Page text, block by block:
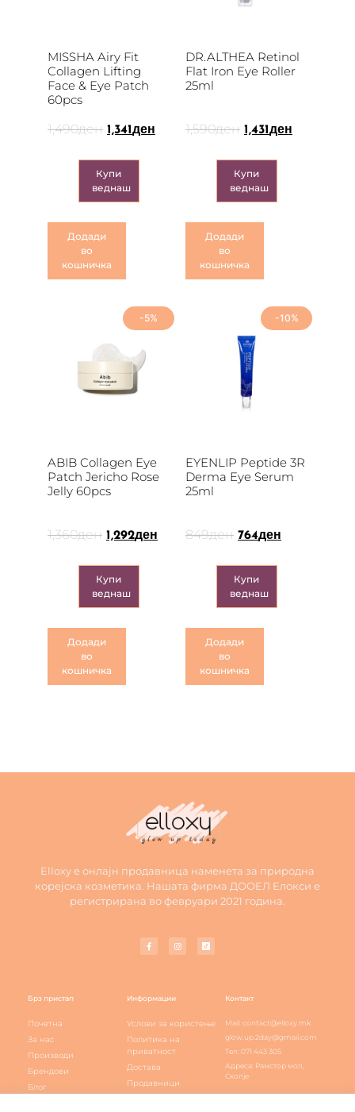
MISSHA Airy Fit
Collagen Lifting
Face & Eye Patch
60pcs
1,490ден 1,341 ден
Купи
веднаш
Додади
во
кошничка
DR.ALTHEA Retinol
Flat Iron Eye Roller
25ml
1,590ден 1,431 ден
Купи
веднаш
Додади
во
кошничка
-5%
ABIB Collagen Eye
Patch Jericho Rose
Jelly 60pcs
1,360ден 1,292ден
Купи
веднаш
Додади
во
кошничка
-10%
EYENLIP Peptide 3R
Derma Eye Serum
25ml
849ден 764ден
Купи
веднаш
Додади
во
кошничка
Elloxy е онлајн продавница наменета за природна
корејска козметика. Нашата фирма ДООЕЛ Елокси е
регистрирана во февруари 2021 година.
Брз пристап
Почетна
За нас
Производи
Брендови
Блог
Информации
Услови за користење
Политика на
приватност
Достава
Продавници
Контакт
Mail: contact@elloxy.mk
glow.up.2day@gmail.com
Тел: 071 443 305
Адреса: Рамстор мол,
Скопје